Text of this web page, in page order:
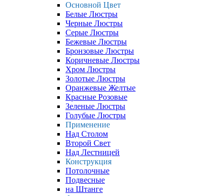
Основной Цвет
Белые Люстры
Черные Люстры
Серые Люстры
Бежевые Люстры
Бронзовые Люстры
Коричневые Люстры
Хром Люстры
Золотые Люстры
Оранжевые Желтые
Красные Розовые
Зеленые Люстры
Голубые Люстры
Применение
Над Столом
Второй Свет
Над Лестницей
Конструкция
Потолочные
Подвесные
на Штанге